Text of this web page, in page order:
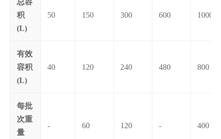
积
(L)
50 150 300 600 1000
有效
容积
(L)
40 120 240 480 800
每批
次重
量
- 60 120 - 400